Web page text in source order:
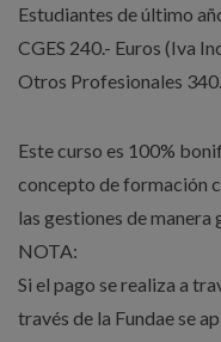
Estudiantes de último
CGES 240.- Euros (Iva
Otros Profesionales
Este curso es 100%
concepto de formación
las gestiones de manera
NOTA:
Si el pago se realiza a
través de la Fundae se